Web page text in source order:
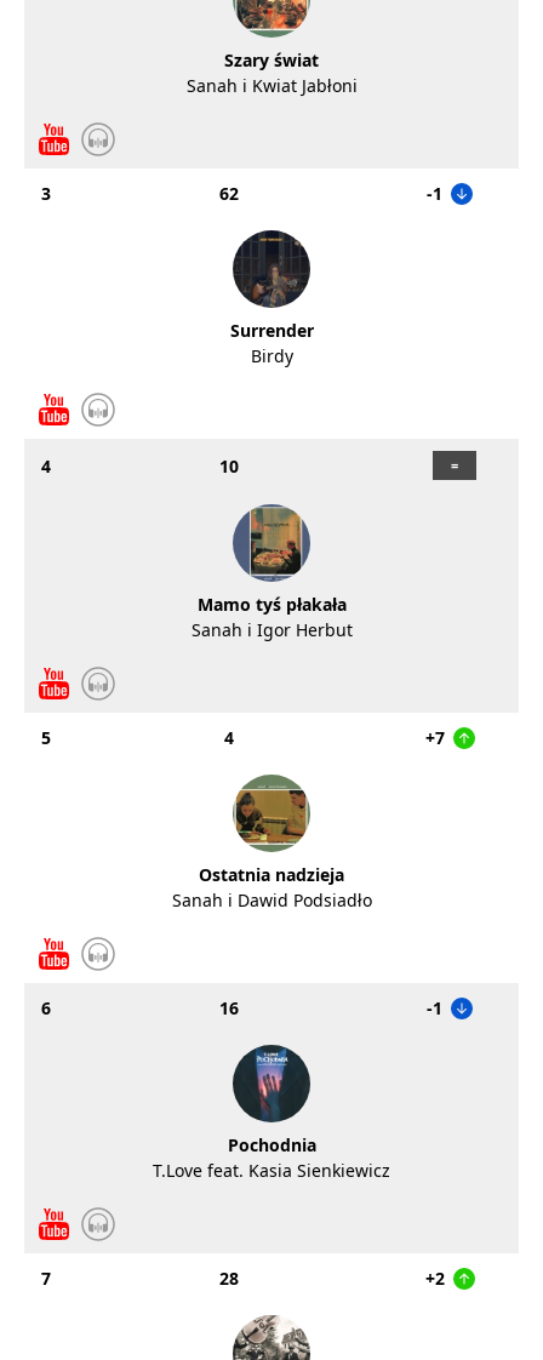
Szary świat
Sanah i Kwiat Jabłoni
3 62 -1
Surrender
Birdy
4 10
Mamo tyś płakała
Sanah i Igor Herbut
5 4 +7
Ostatnia nadzieja
Sanah i Dawid Podsiadło
6 16 -1
Pochodnia
T.Love feat. Kasia Sienkiewicz
7 28 +2